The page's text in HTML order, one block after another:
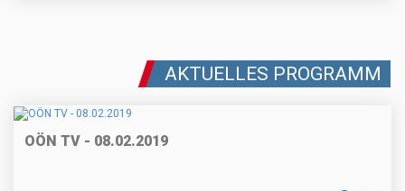
AKTUELLES PROGRAMM
OÖN TV - 08.02.2019